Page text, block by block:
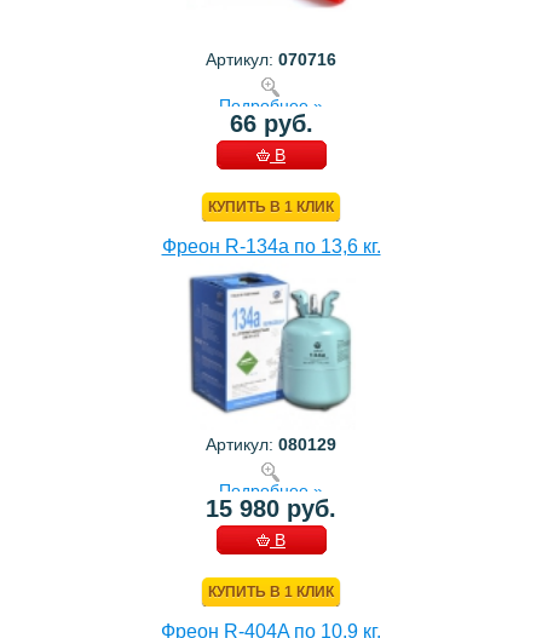
Артикул: 070716
Подробнее »
66 руб.
В
КУПИТЬ В 1 КЛИК
Фреон R-134a по 13,6 кг.
Артикул: 080129
Подробнее »
15 980 руб.
В
КУПИТЬ В 1 КЛИК
Фреон R-404A по 10,9 кг.